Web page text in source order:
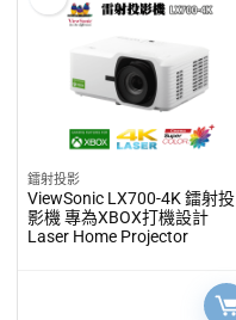
鐳射投影
ViewSonic LX700-4K 鐳射投
影機 專為XBOX打機設計
Laser Home Projector​